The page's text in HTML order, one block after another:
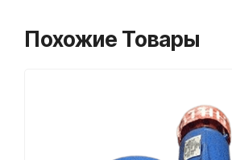
Похожие Товары